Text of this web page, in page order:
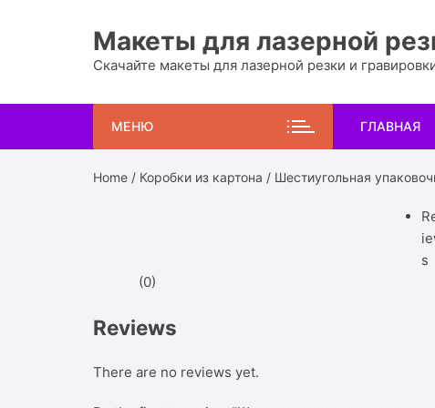
Макеты для лазерной
Скачайте макеты для лазерной резки и
МЕНЮ ГЛАВНАЯ
Home / Коробки из картона / Шестиугольная
s
(0)
Reviews
There are no reviews yet.